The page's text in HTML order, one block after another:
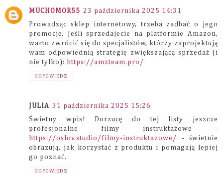
MUCHOMOR55 23 października 2025 14:31
Prowadząc sklep internetowy, trzeba zadbać o jego
promocję. Jeśli sprzedajecie na platformie Amazon,
warto zwrócić się do specjalistów, którzy zaprojektują
wam odpowiednią strategię zwiększającą sprzedaż (i
nie tylko): https://amzteam.pro/
ODPOWIEDZ
JULIA 31 października 2025 15:26
Świetny wpis! Dorzucę do tej listy jeszcze
profesjonalne filmy instruktażowe -
https://oslov.studio/filmy-instruktazowe/
- świetnie
obrazują, jak korzystać z produktu i pomagają lepiej
go poznać.
ODPOWIEDZ